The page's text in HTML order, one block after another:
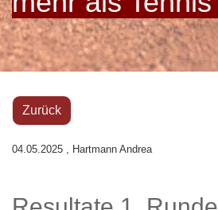
Zurück
04.05.2025 , Hartmann Andrea